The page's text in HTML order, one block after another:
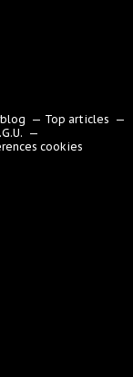
Top articles
cookies